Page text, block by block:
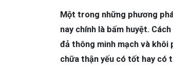
Một trong những phương
nay chính là bấm huyệt.
đả thông minh mạch và khôi
chữa thận yếu có tốt hay có